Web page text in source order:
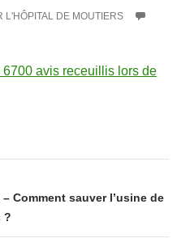
L'HÔPITAL DE MOUTIERS
Comment sauver l’usine de
?